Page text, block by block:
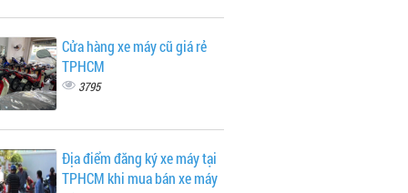
Cửa hàng xe máy cũ giá rẻ
TPHCM
3795
Địa điểm đăng ký xe máy tại
TPHCM khi mua bán xe máy